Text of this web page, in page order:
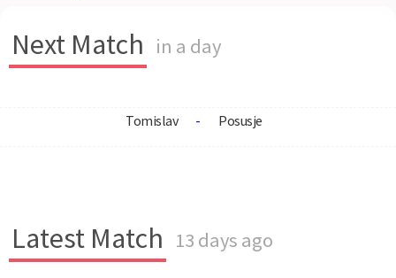
Next Match in a day
Tomislav - Posusje
Latest Match 13 days ago